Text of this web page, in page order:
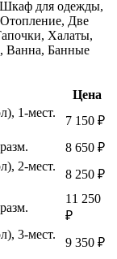
для одежды,
Две
Халаты,
Ванна, Банные
Цена
1-мест.
7 150 ₽
8 650 ₽
2-мест.
8 250 ₽
11 250
₽
3-мест.
9 350 ₽